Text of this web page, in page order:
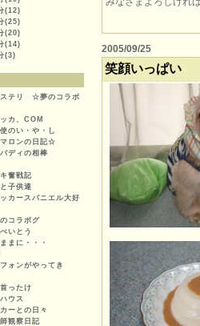
(12)
(25)
(20)
(14)
(3)
ステリ ☆夢のコラボ
カ、COM
のい・や・し
ロンの日記☆
ディの相棒
奮戦記
子供達
カースパニエル大好
コラボグ
いとう
まに・・・
ォンがやってき
ったけ
ウス
ーとの日々
観察日記
2005/09/25
笑顔いっぱい